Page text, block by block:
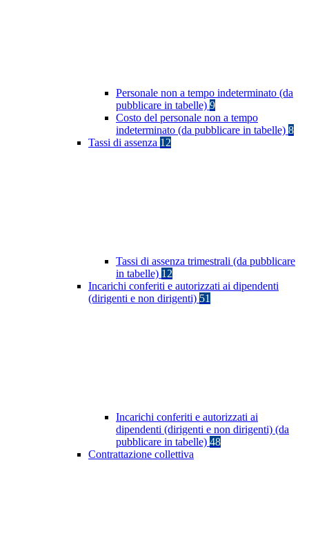
Personale non a tempo indeterminato (da
pubblicare in tabelle) 9
Costo del personale non a tempo
indeterminato (da pubblicare in tabelle) 8
Tassi di assenza 12
Tassi di assenza trimestrali (da pubblicare
in tabelle) 12
Incarichi conferiti e autorizzati ai dipendenti
(dirigenti e non dirigenti) 51
Incarichi conferiti e autorizzati ai
dipendenti (dirigenti e non dirigenti) (da
pubblicare in tabelle) 48
Contrattazione collettiva